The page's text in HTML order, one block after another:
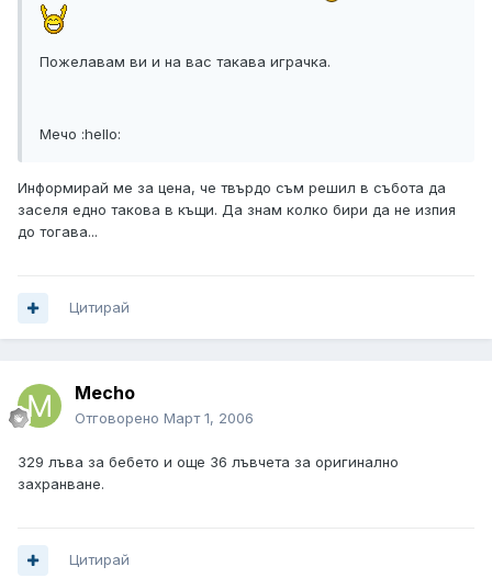
Пожелавам ви и на вас такава играчка.
Мечо :hello:
Информирай ме за цена, че твърдо съм решил в събота да
заселя едно такова в къщи. Да знам колко бири да не изпия
до тогава...
Цитирай
Mecho
Отговорено Март 1, 2006
329 лъва за бебето и още 36 лъвчета за оригинално
захранване.
Цитирай